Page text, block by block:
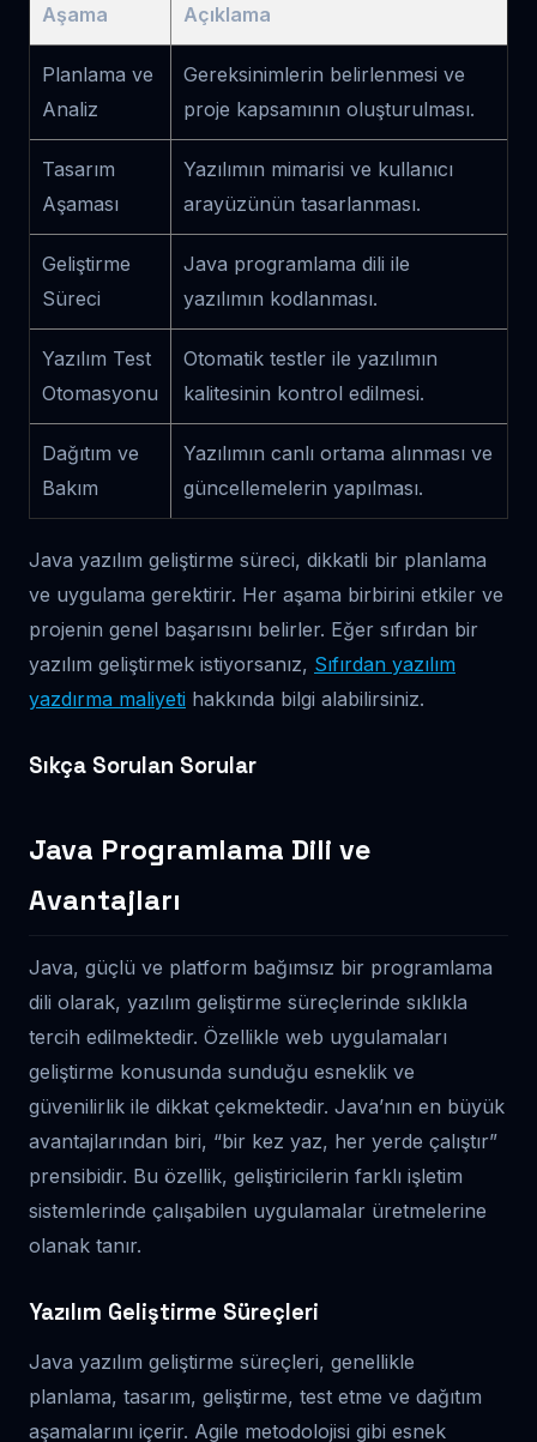
Aşama Açıklama
Planlama ve
Analiz
Gereksinimlerin belirlenmesi ve
proje kapsamının oluşturulması.
Tasarım
Aşaması
Yazılımın mimarisi ve kullanıcı
arayüzünün tasarlanması.
Geliştirme
Süreci
Java programlama dili ile
yazılımın kodlanması.
Yazılım Test
Otomasyonu
Otomatik testler ile yazılımın
kalitesinin kontrol edilmesi.
Dağıtım ve
Bakım
Yazılımın canlı ortama alınması ve
güncellemelerin yapılması.
Java yazılım geliştirme süreci, dikkatli bir planlama
ve uygulama gerektirir. Her aşama birbirini etkiler ve
projenin genel başarısını belirler. Eğer sıfırdan bir
yazılım geliştirmek istiyorsanız, Sıfırdan yazılım
yazdırma maliyeti hakkında bilgi alabilirsiniz.
Sıkça Sorulan Sorular
Java Programlama Dili ve
Avantajları
Java, güçlü ve platform bağımsız bir programlama
dili olarak, yazılım geliştirme süreçlerinde sıklıkla
tercih edilmektedir. Özellikle web uygulamaları
geliştirme konusunda sunduğu esneklik ve
güvenilirlik ile dikkat çekmektedir. Java’nın en büyük
avantajlarından biri, “bir kez yaz, her yerde çalıştır”
prensibidir. Bu özellik, geliştiricilerin farklı işletim
sistemlerinde çalışabilen uygulamalar üretmelerine
olanak tanır.
Yazılım Geliştirme Süreçleri
Java yazılım geliştirme süreçleri, genellikle
planlama, tasarım, geliştirme, test etme ve dağıtım
aşamalarını içerir. Agile metodolojisi gibi esnek